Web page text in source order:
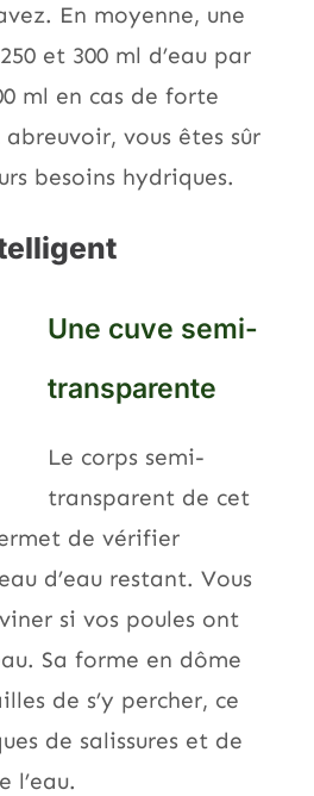
En moyenne, une
et 300 ml d’eau par
ml en cas de forte
vous êtes sûr
besoins hydriques.
Une cuve semi-
transparente
Le corps semi-
transparent de cet
de vérifier
d’eau restant. Vous
si vos poules ont
Sa forme en dôme
de s’y percher, ce
de salissures et de
l’eau.